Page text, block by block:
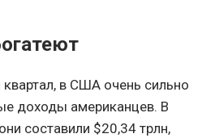
в США очень сильно
доходы американцев. В
составили $20,34 трлн,